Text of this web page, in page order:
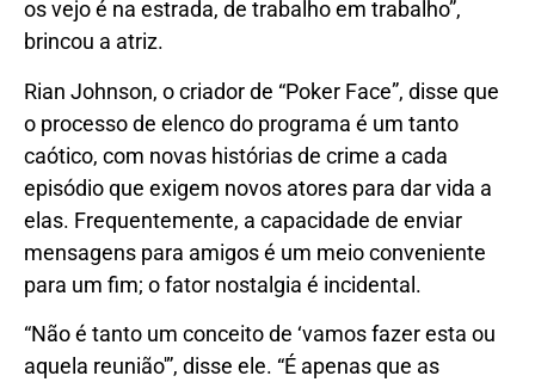
os vejo é na estrada, de trabalho em trabalho”,
brincou a atriz.
Rian Johnson, o criador de “Poker Face”, disse que
o processo de elenco do programa é um tanto
caótico, com novas histórias de crime a cada
episódio que exigem novos atores para dar vida a
elas. Frequentemente, a capacidade de enviar
mensagens para amigos é um meio conveniente
para um fim; o fator nostalgia é incidental.
“Não é tanto um conceito de ‘vamos fazer esta ou
aquela reunião'”, disse ele. “É apenas que as